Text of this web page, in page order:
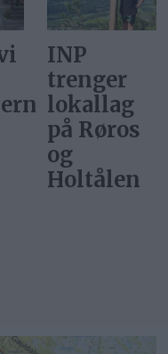
Gi alle
barn en
rettferdig
start